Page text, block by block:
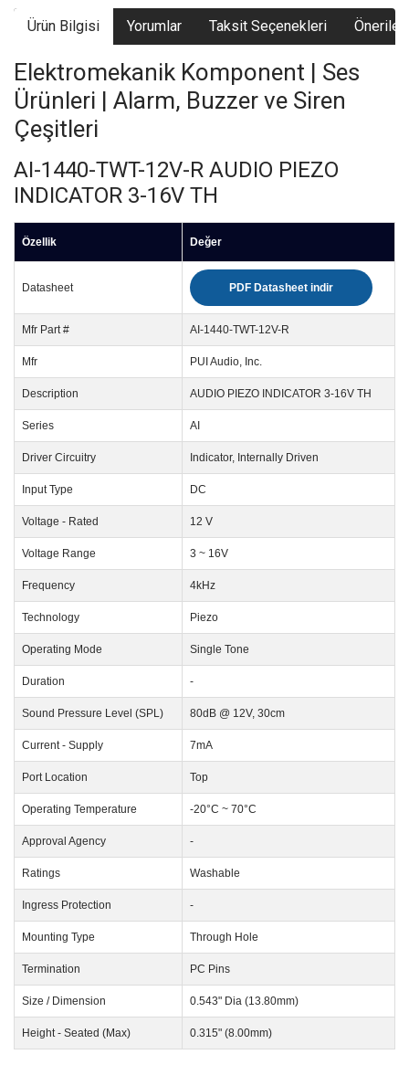
Ürün Bilgisi Yorumlar Taksit Seçenekleri
Elektromekanik Komponent | Ses
Ürünleri | Alarm, Buzzer ve Siren
Çeşitleri
AI-1440-TWT-12V-R AUDIO PIEZO
INDICATOR 3-16V TH
Özellik Değer
Datasheet PDF Datasheet indir
Mfr Part # AI-1440-TWT-12V-R
Mfr PUI Audio, Inc.
Description AUDIO PIEZO INDICATOR 3-16V TH
Series AI
Driver Circuitry Indicator, Internally Driven
Input Type DC
Voltage - Rated 12 V
Voltage Range 3 ~ 16V
Frequency 4kHz
Technology Piezo
Operating Mode Single Tone
Duration -
Sound Pressure Level (SPL) 80dB @ 12V, 30cm
Current - Supply 7mA
Port Location Top
Operating Temperature -20°C ~ 70°C
Approval Agency -
Ratings Washable
Ingress Protection -
Mounting Type Through Hole
Termination PC Pins
Size / Dimension 0.543" Dia (13.80mm)
Height - Seated (Max) 0.315" (8.00mm)